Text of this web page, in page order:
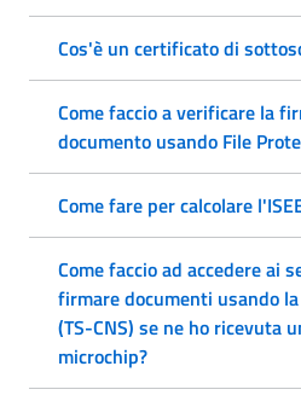
Cos'è un certificato di
Come faccio a verificare la
documento usando File
Come fare per calcolare
Come faccio ad accedere ai
firmare documenti usando
(TS-CNS) se ne ho ricevuta
microchip?